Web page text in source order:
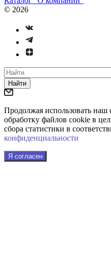
© 2026
Найти
Продолжая использовать наш
обработку файлов cookie в
сбора статистики в
конфиденциальности
Я согласен